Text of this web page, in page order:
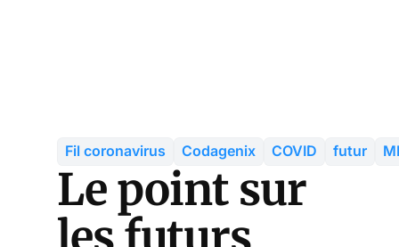
Fil coronavirus Codagenix COVID futur
Le point sur